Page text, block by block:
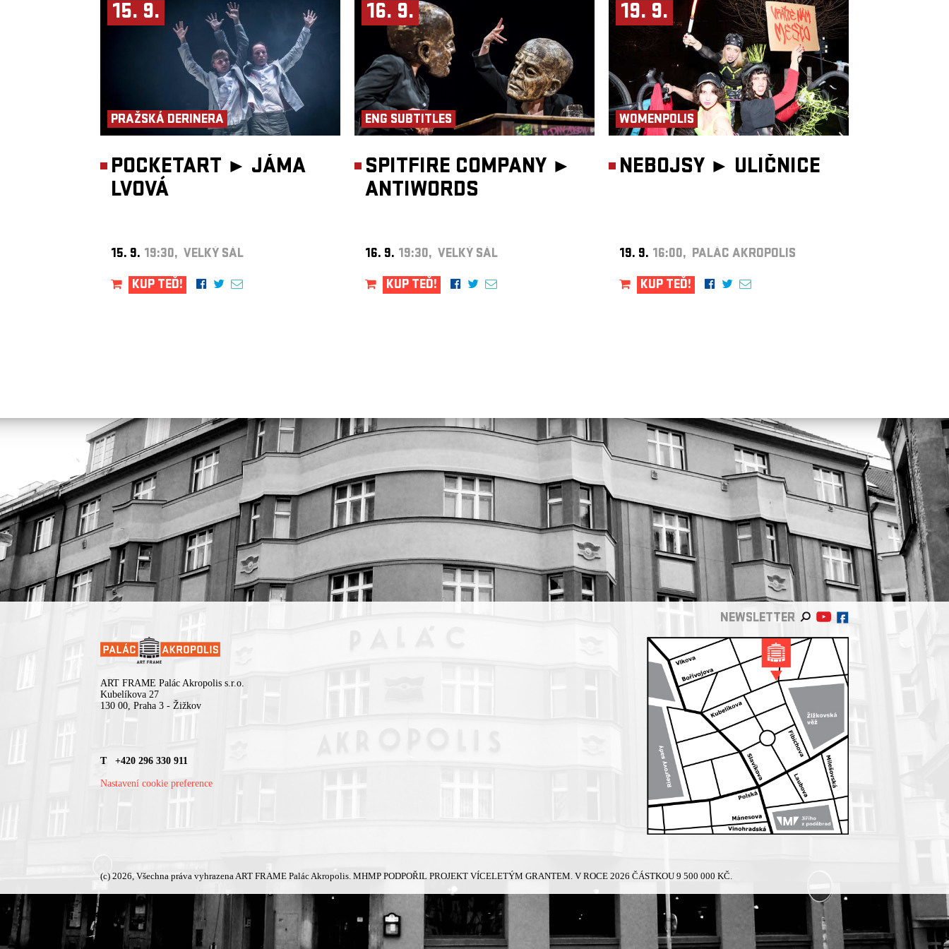
slyšet mimo jiné v seriálu
Perníkový tátaa spolupracovali i s
Zimmerem
na soundtracku k Pirátům z Karibiku
. Hrají hudbu, která
působí jako opojná dobrodružná výprava a podobný se zdá být i jejich
život. Elegantní desperáti.
Fource Entertainment
15. 9.
PRAŽSKÁ DERINERA
POCKETART ► JÁMA
LVOVÁ
15. 9. 19:30, VELKÝ SÁL
KUP TEĎ!
16. 9.
ENG SUBTITLES
SPITFIRE COMPANY ►
ANTIWORDS
16. 9. 19:30, VELKÝ SÁL
KUP TEĎ!
19. 9.
WOMENPOLIS
NEBOJSY ► ULIČNICE
19. 9. 16:00, PALÁC AKROPOLIS
KUP TEĎ!
NEWSLETTER
ART FRAME Palác Akropolis s.r.o.
Kubelíkova 27
130 00, Praha 3 - Žižkov
T +420 296 330 911
Nastavení cookie preference
(c) 2026, Všechna práva vyhrazena ART FRAME Palác Akropolis. MHMP PODPOŘIL PROJEKT VÍCELETÝM GRANTEM. V ROCE 2026 ČÁSTKOU 9 500 000 KČ.